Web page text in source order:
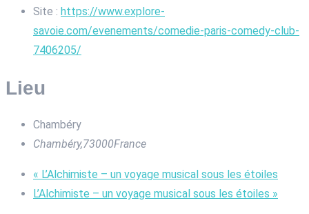
Site : https://www.explore-
savoie.com/evenements/comedie-paris-comedy-club-
7406205/
Lieu
Chambéry
Chambéry,73000France
« L’Alchimiste – un voyage musical sous les étoiles
L’Alchimiste – un voyage musical sous les étoiles »